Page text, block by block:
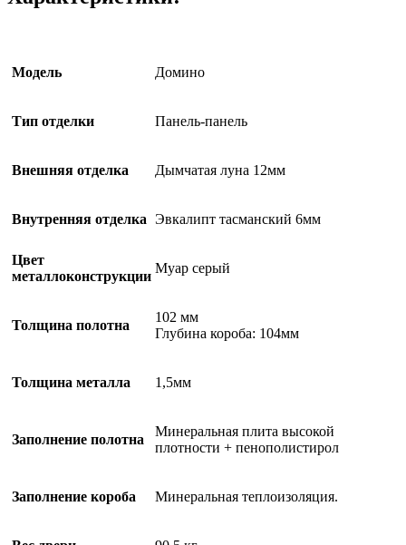
тасманский
Модель Домино
Тип отделки Панель-панель
Внешняя отделка Дымчатая луна 12мм
Внутренняя отделка Эвкалипт тасманский 6мм
Цвет
металлоконструкции
Муар серый
Толщина полотна
102 мм
Глубина короба: 104мм
Толщина металла 1,5мм
Заполнение полотна
Минеральная плита высокой
плотности + пенополистирол
Заполнение короба Минеральная теплоизоляция.